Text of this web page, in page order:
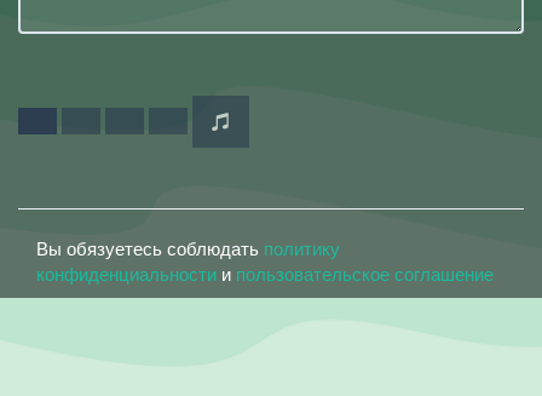
Вы обязуетесь соблюдать политику
конфиденциальности и пользовательское соглашение